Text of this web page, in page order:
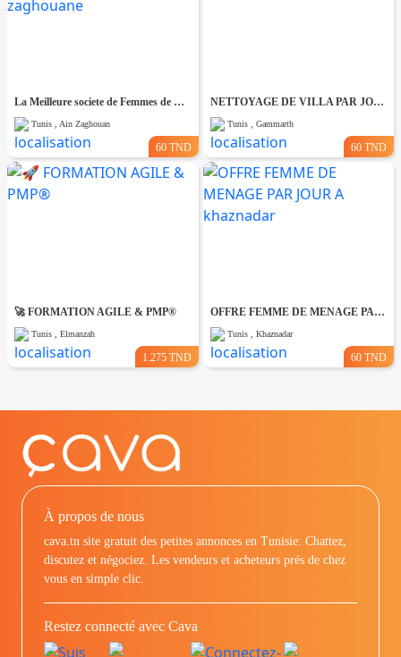
La Meilleure societe de Femmes de Ménage A Ain zaghouane
Tunis , Ain Zaghouan
60 TND
NETTOYAGE DE VILLA PAR JOUR A Gammarth
Tunis , Gammarth
60 TND
🚀 FORMATION AGILE & PMP®
Tunis , Elmanzah
1.275 TND
OFFRE FEMME DE MENAGE PAR JOUR A khaznadar
Tunis , Khaznadar
60 TND
À propos de nous
cava.tn site gratuit des petites annonces en Tunisie: Chattez,
discutez et négociez. Les vendeurs et acheteurs prés de chez
vous en simple clic.
Restez connecté avec Cava